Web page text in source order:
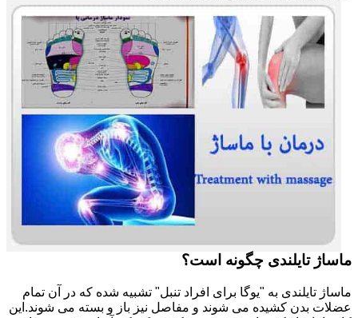
ماساژ تایلندی چگونه است؟
ماساژ تایلندی به "یوگا برای افراد تنبل" تشبیه شده که در آن تمام
عضلات بدن کشیده می شوند و مفاصل نیز باز و بسته می شوند.این